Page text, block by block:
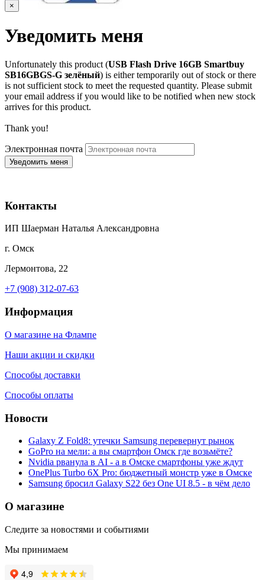
×
Уведомить меня
Unfortunately this product (USB Flash Drive 16GB Smartbuy
SB16GBGS-G зелёный) is either temporarily out of stock or there
is not sufficient stock to meet the requested quantity. Please submit
your email address if you would like to be notified when new stock
arrives for this product.
Thank you!
Электронная почта
Контакты
ИП Шаерман Наталья Александровна
г. Омск
Лермонтова, 22
+7 (908) 312-07-63
Информация
О магазине на Флампе
Наши акции и скидки
Способы доставки
Способы оплаты
Новости
Galaxy Z Fold8: утечки Samsung перевернут рынок
GoPro на мели: а вы смартфон Омск где возьмёте?
Nvidia рванула в AI - а в Омске смартфоны уже ждут
OnePlus Turbo 6X Pro: бюджетный монстр уже в Омске
Samsung бросил Galaxy S22 без One UI 8.5 - в чём дело
О магазине
Следите за новостями и событиями
Мы принимаем